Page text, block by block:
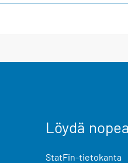
Löydä
StatFin-tietokanta